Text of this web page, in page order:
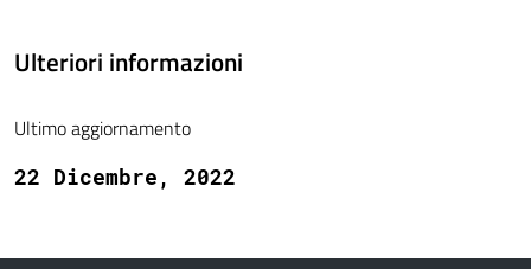
Ulteriori informazioni
Ultimo aggiornamento
22 Dicembre, 2022